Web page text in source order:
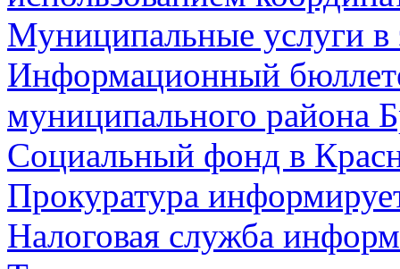
Муниципальные услуги в
Информационный
муниципального района
Социальный фонд в
Прокуратура
Налоговая служба